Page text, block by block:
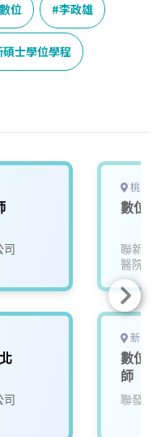
數位 李政雄
士學位學程
司
司
桃園
數位
聯新國
醫院）
新竹
數位
師
聯發科